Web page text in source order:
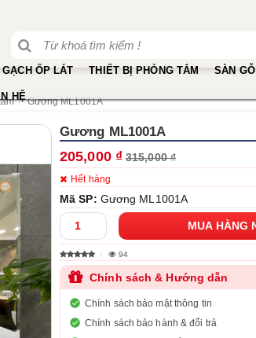
GẠCH ỐP LÁT THIẾT BỊ PHÒNG TẮM SÀN GỖ
HỆGương ML1001A
Gương ML1001A
205,000 ₫ 315,000 ₫
Hết hàng
Mã SP: Gương ML1001A
94
Chính sách & Hướng dẫn
Chính sách bảo mật thông tin
Chính sách bảo hành & đổi trả